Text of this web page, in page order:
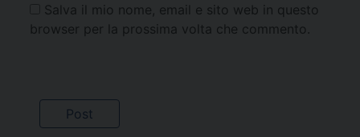
Salva il mio nome, email e sito web in questo
browser per la prossima volta che commento.